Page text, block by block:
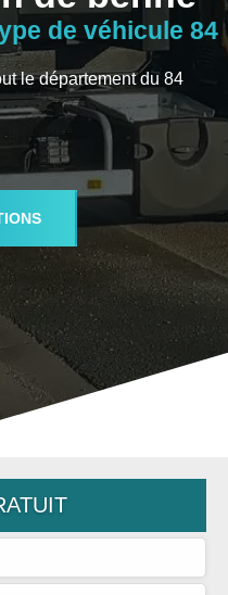
de véhicule 84
le département du 84